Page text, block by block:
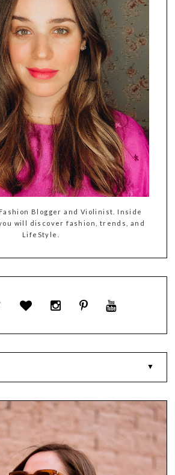
Blogger and Violinist. Inside
will discover fashion, trends, and
LifeStyle.